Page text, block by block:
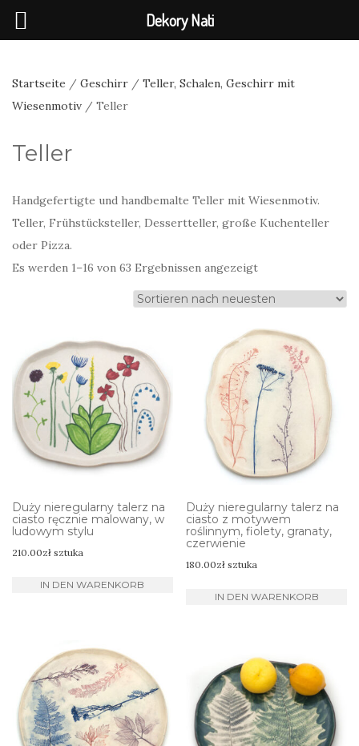
Startseite / Geschirr / Teller, Schalen, Geschirr mit
Wiesenmotiv / Teller
Teller
Handgefertigte und handbemalte Teller mit Wiesenmotiv.
Teller, Frühstücksteller, Dessertteller, große Kuchenteller
oder Pizza.
Es werden 1–16 von 63 Ergebnissen angezeigtNach
neuesten
sortiert
Duży nieregularny talerz na
ciasto ręcznie malowany, w
ludowym stylu
210.00zł sztuka
IN DEN WARENKORB
Duży nieregularny talerz na
ciasto z motywem
roślinnym, fiolety, granaty,
czerwienie
180.00zł sztuka
IN DEN WARENKORB
Dekory Nati